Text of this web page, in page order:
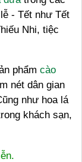
- Tết như Tết
Nhi, tiệc
phẩm cào
nét dân gian
như hoa lá
khách sạn,